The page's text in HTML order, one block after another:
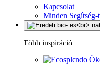
Kapcsolat
Minden Segítség-
Több inspiráció